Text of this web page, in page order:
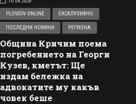
PLOVDIV ONLINE
ЕКСКЛУЗИВНО
ПОСЛЕДНИ НОВИНИ РЕГИОНА
Община Кричим поема
погребението на Георги
Кузев, кметът: Ще
издам бележка на
адвокатите му какъв
човек беше